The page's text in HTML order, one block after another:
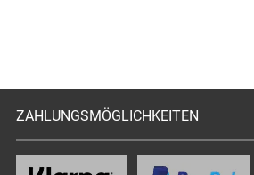
ZAHLUNGSMÖGLICHKEITEN